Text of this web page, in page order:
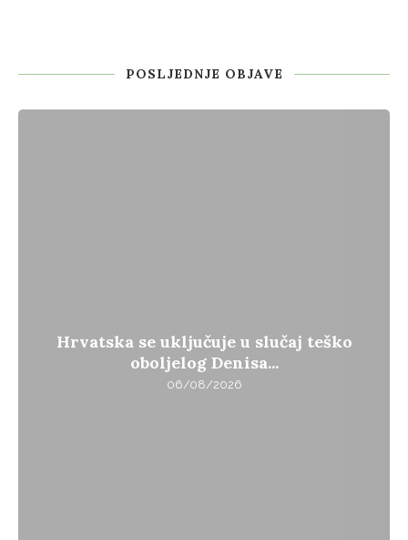
POSLJEDNJE OBJAVE
Hrvatska se uključuje u slučaj teško
oboljelog Denisa...
06/08/2026